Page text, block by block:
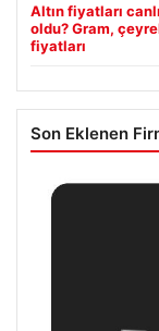
Altın fiyatları
oldu? Gram,
fiyatları
Son Eklenen